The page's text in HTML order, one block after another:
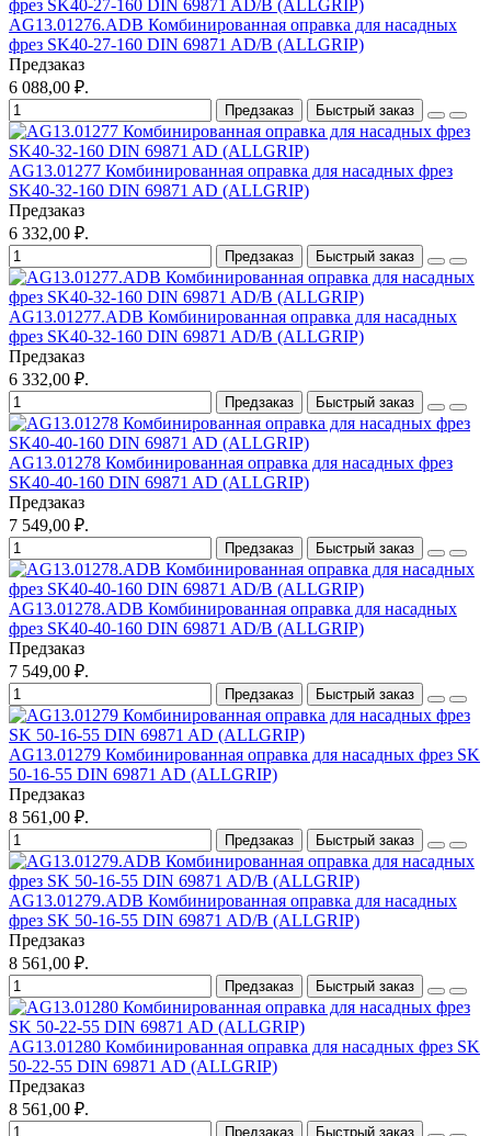
AG13.01276.ADB Комбинированная оправка для насадных
фрез SK40-27-160 DIN 69871 AD/B (ALLGRIP)
Предзаказ
6 088,00 ₽.
Предзаказ Быстрый заказ
AG13.01277 Комбинированная оправка для насадных фрез
SK40-32-160 DIN 69871 AD (ALLGRIP)
Предзаказ
6 332,00 ₽.
Предзаказ Быстрый заказ
AG13.01277.ADB Комбинированная оправка для насадных
фрез SK40-32-160 DIN 69871 AD/B (ALLGRIP)
Предзаказ
6 332,00 ₽.
Предзаказ Быстрый заказ
AG13.01278 Комбинированная оправка для насадных фрез
SK40-40-160 DIN 69871 AD (ALLGRIP)
Предзаказ
7 549,00 ₽.
Предзаказ Быстрый заказ
AG13.01278.ADB Комбинированная оправка для насадных
фрез SK40-40-160 DIN 69871 AD/B (ALLGRIP)
Предзаказ
7 549,00 ₽.
Предзаказ Быстрый заказ
AG13.01279 Комбинированная оправка для насадных фрез SK
50-16-55 DIN 69871 AD (ALLGRIP)
Предзаказ
8 561,00 ₽.
Предзаказ Быстрый заказ
AG13.01279.ADB Комбинированная оправка для насадных
фрез SK 50-16-55 DIN 69871 AD/B (ALLGRIP)
Предзаказ
8 561,00 ₽.
Предзаказ Быстрый заказ
AG13.01280 Комбинированная оправка для насадных фрез SK
50-22-55 DIN 69871 AD (ALLGRIP)
Предзаказ
8 561,00 ₽.
Предзаказ Быстрый заказ